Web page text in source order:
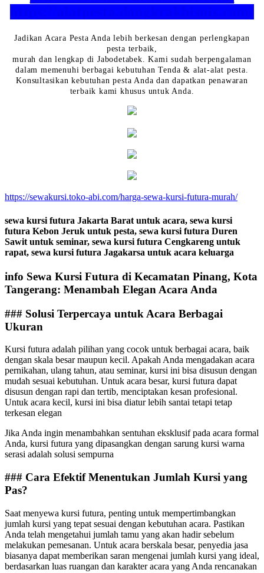
Jadikan Acara Pesta Anda lebih berkesan dengan perlengkapan
pesta terbaik,
murah dan lengkap di Jabodetabek. Kami sudah berpengalaman
dalam memenuhi berbagai kebutuhan Tenda & alat-alat pesta.
Konsultasikan kebutuhan pesta Anda dan dapatkan penawaran
terbaik kami khusus untuk Anda.
https://sewakursi.toko-abi.com/harga-sewa-kursi-futura-murah/
sewa kursi futura Jakarta Barat untuk acara, sewa kursi
futura Kebon Jeruk untuk pesta, sewa kursi futura Duren
Sawit untuk seminar, sewa kursi futura Cengkareng untuk
rapat, sewa kursi futura Jagakarsa untuk acara keluarga
info Sewa Kursi Futura di Kecamatan Pinang, Kota
Tangerang: Menambah Elegan Acara Anda
### Solusi Terpercaya untuk Acara Berbagai
Ukuran
Kursi futura adalah pilihan yang cocok untuk berbagai acara, baik
dengan skala besar maupun kecil. Apakah Anda mengadakan acara
pernikahan, ulang tahun, atau seminar, kursi ini bisa disusun dengan
mudah sesuai kebutuhan. Untuk acara besar, kursi futura dapat
disusun dengan rapi dan tertib, menciptakan kesan profesional.
Untuk acara kecil, kursi ini bisa diatur lebih santai tetapi tetap
terkesan elegan
Jika Anda ingin menambahkan sentuhan eksklusif pada acara formal
Anda, kursi futura yang dipasangkan dengan sarung kursi warna
serasi adalah solusi sempurna
### Cara Efektif Menentukan Jumlah Kursi yang
Pas?
Saat menyewa kursi futura, penting untuk mempertimbangkan
jumlah kursi yang tepat sesuai dengan kebutuhan acara. Pastikan
Anda telah mengetahui jumlah tamu yang akan hadir sebelum
melakukan pemesanan. Untuk acara berskala besar, penyedia jasa
biasanya dapat memberikan saran mengenai jumlah kursi yang ideal,
berdasarkan luas ruangan dan karakter acara yang Anda rencanakan